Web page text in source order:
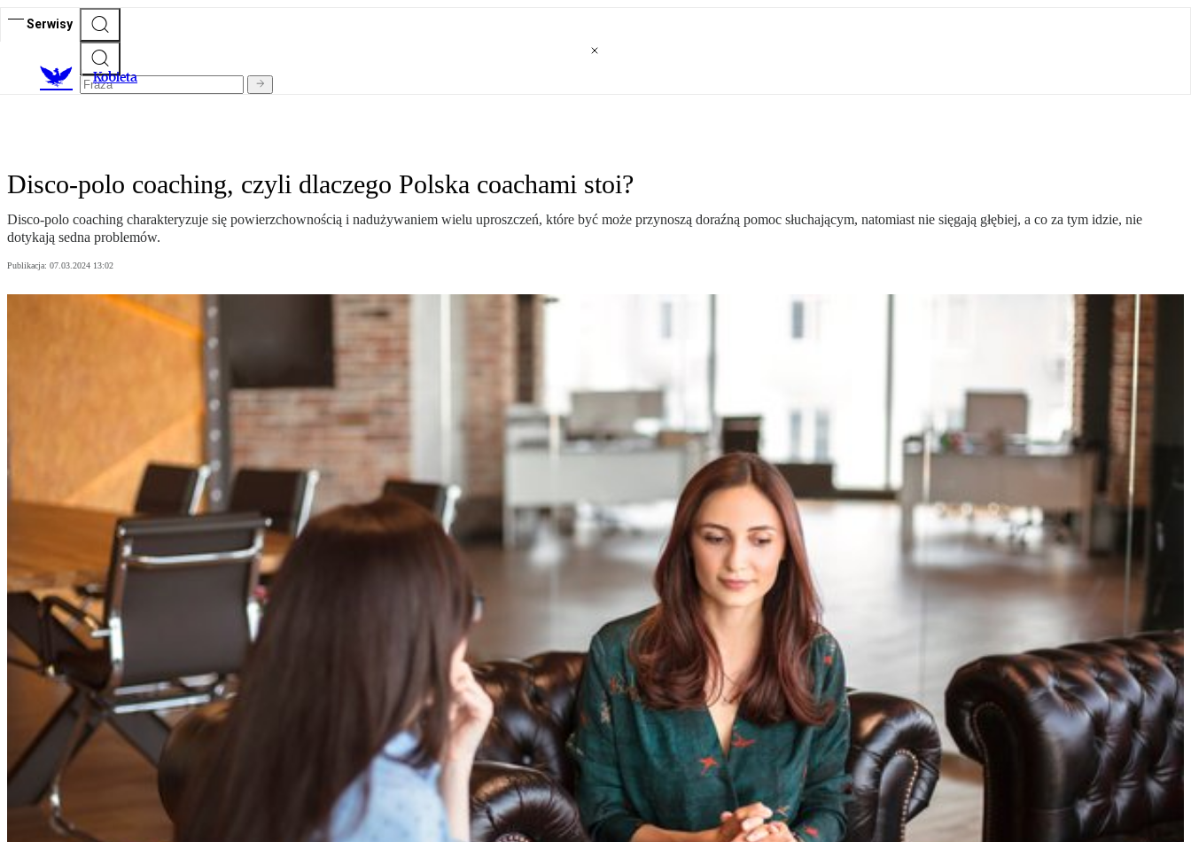
Serwisy
Kobieta
Disco-polo coaching, czyli dlaczego Polska coachami stoi?
Disco-polo coaching charakteryzuje się powierzchownością i nadużywaniem wielu uproszczeń, które być może przynoszą doraźną pomoc słuchającym, natomiast nie sięgają głębiej, a co za tym idzie, nie
dotykają sedna problemów.
Publikacja: 07.03.2024 13:02